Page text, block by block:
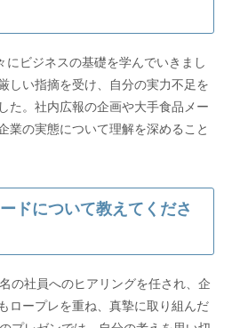
ビジネスの基礎を学んでいきまし
しい指摘を受け、自分の実力不足を
た。社内広報の企画や大手食品メー
業の実態について理解を深めること
ドについて教えてくださ
の社員へのヒアリングを任され、企
ロープレを重ね、真摯に取り組んだ